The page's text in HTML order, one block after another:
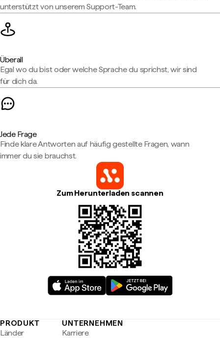
unterstützt von unserem Support-Team.
Überall
Egal wo du bist oder welche Sprache du sprichst, wir sind
für dich da.
Jede Frage
Finde klare Antworten auf häufig gestellte Fragen, wann
immer du sie brauchst.
Zum Herunterladen scannen
PRODUKT
Länder
UNTERNEHMEN
Karriere